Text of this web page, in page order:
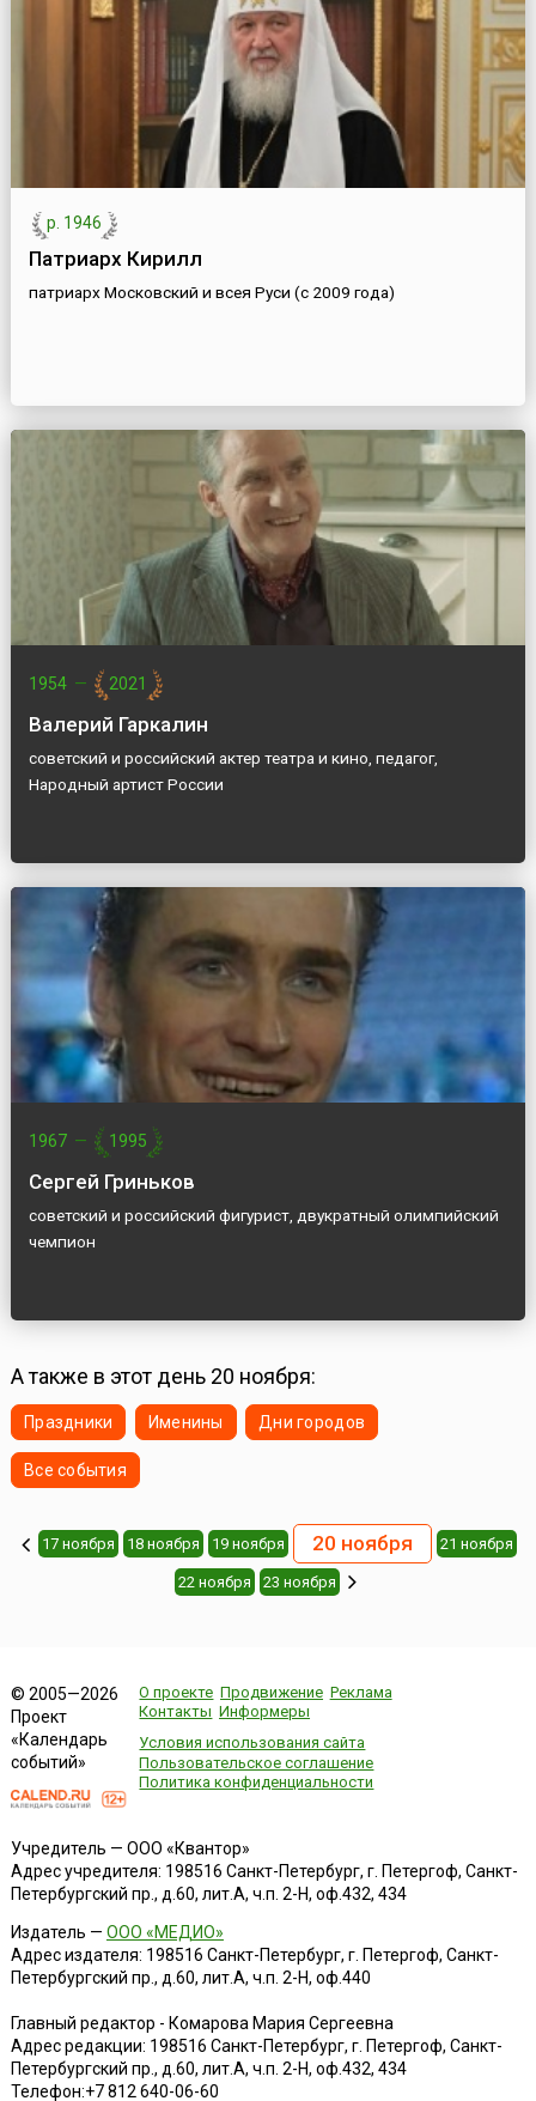
р. 1946
Патриарх Кирилл
патриарх Московский и всея Руси (с 2009 года)
1954 — 2021
Валерий Гаркалин
советский и российский актер театра и кино, педагог,
Народный артист России
1967 — 1995
Сергей Гриньков
советский и российский фигурист, двукратный олимпийский
чемпион
А также в этот день 20 ноября:
Праздники Именины Дни городов
Все события
17 ноября 18 ноября 19 ноября 20 ноября 21 ноября
22 ноября 23 ноября
© 2005—2026
Проект
«Календарь
событий»
О проекте Продвижение Реклама
Контакты Информеры
Условия использования сайта
Пользовательское соглашение
Политика конфиденциальности
Учредитель — ООО «Квантор»
Адрес учредителя: 198516 Санкт-Петербург, г. Петергоф, Санкт-
Петербургский пр., д.60, лит.А, ч.п. 2-Н, оф.432, 434
Издатель — ООО «МЕДИО»
Адрес издателя: 198516 Санкт-Петербург, г. Петергоф, Санкт-
Петербургский пр., д.60, лит.А, ч.п. 2-Н, оф.440
Главный редактор - Комарова Мария Сергеевна
Адрес редакции: 198516 Санкт-Петербург, г. Петергоф, Санкт-
Петербургский пр., д.60, лит.А, ч.п. 2-Н, оф.432, 434
Телефон:+7 812 640-06-60